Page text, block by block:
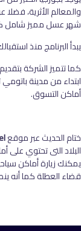
والمعالم الأثرية،
شهر عسل مميز شامل
يبدأ البرنامج منذ
كما تتميز الشركة
ابتداء من مدينة
أماكن التسوق.
ختام الحديث عبر موقع
البلاد التى تحتوي
يمكنك زيارة أماكن
قضاء العطلة كما أنه